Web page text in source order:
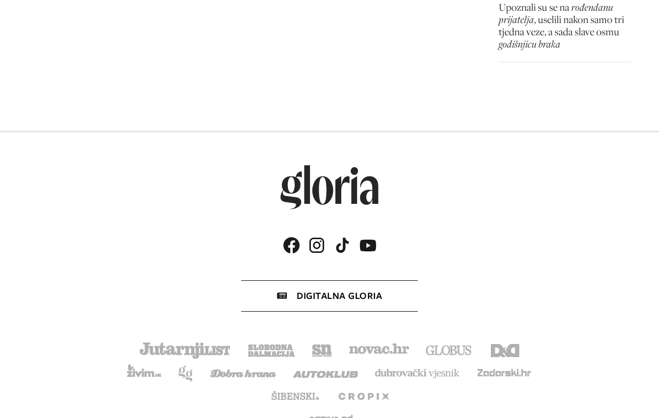
Upoznali su se narođendanu
prijatelja, uselili nakon samo tri
tjedna veze, a sada slave osmu
godišnjicu braka
DIGITALNA GLORIA